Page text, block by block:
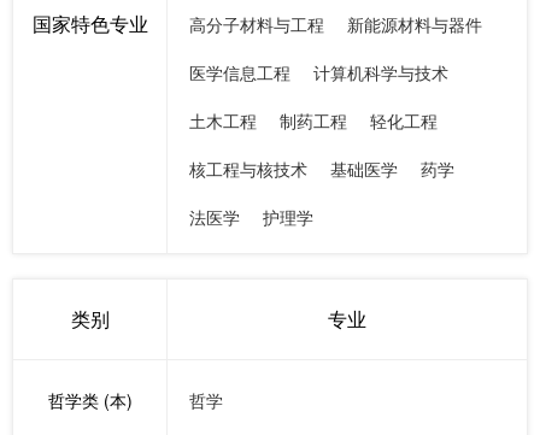
国家特色专业
高分子材料与工程
新能源材料与器件
医学信息工程
计算机科学与技术
土木工程
制药工程
轻化工程
核工程与核技术
基础医学
药学
法医学
护理学
类别 专业
哲学类 (本) 哲学